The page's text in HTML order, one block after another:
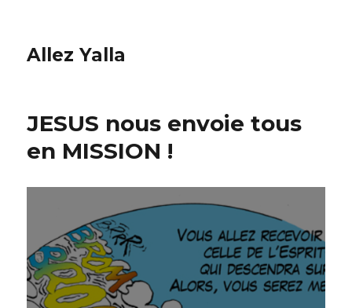
Allez Yalla
JESUS nous envoie tous
en MISSION !